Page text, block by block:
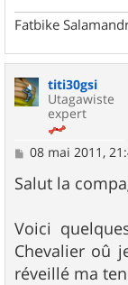
Fatbike
titi30gsi
Utagawiste
expert
M
s
s
g
e
08 mai 2011,
Salut la
Voici
Chevalier oû
réveillé ma